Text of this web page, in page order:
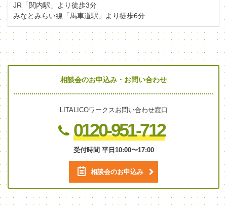
JR「関内駅」より徒歩3分
みなとみらい線「馬車道駅」より徒歩6分
相談会のお申込み・お問い合わせ
LITALICOワークスお問い合わせ窓口
0120-951-712
受付時間 平日10:00〜17:00
相談会のお申込み